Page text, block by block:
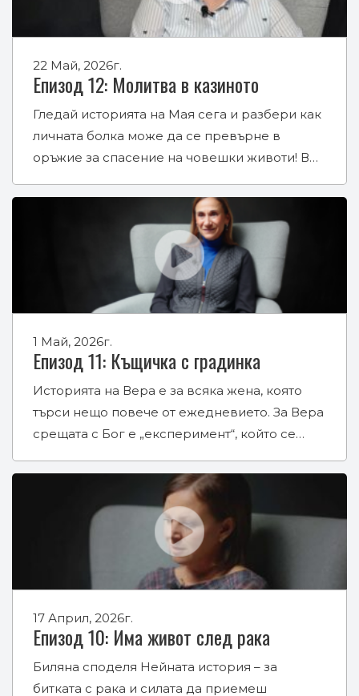
22 Май, 2026г.
Eпизод 12: Молитва в казиното
Гледай историята на Мая сега и разбери как
личната болка може да се превърне в
оръжие за спасение на човешки животи! В…
1 Май, 2026г.
Eпизод 11: Къщичка с градинка
Историята на Вера е за всяка жена, която
търси нещо повече от ежедневието. За Вера
срещата с Бог е „експеримент“, който се…
17 Април, 2026г.
Епизод 10: Има живот след рака
Биляна споделя Нейната история – за
битката с рака и силата да приемеш